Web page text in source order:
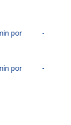
por
-
por
-